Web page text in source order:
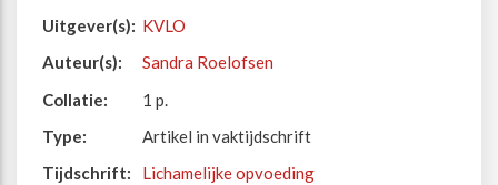
Uitgever(s): KVLO
Auteur(s):
Sandra Roelofsen
Collatie:
1 p.
Type:
Artikel in vaktijdschrift
Tijdschrift:
Lichamelijke opvoeding